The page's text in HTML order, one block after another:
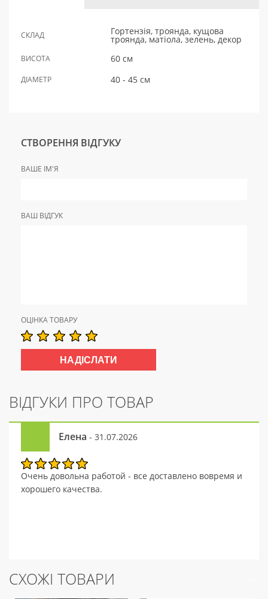
СКЛАД Гортензія, троянда, кущова
троянда, матіола, зелень, декор
ВИСОТА 60 см
ДІАМЕТР 40 - 45 см
СТВОРЕННЯ ВІДГУКУ
ВАШЕ ІМ'Я
ВАШ ВІДГУК
ОЦІНКА ТОВАРУ
ВІДГУКИ ПРО ТОВАР
Елена - 31.07.2026
Очень довольна работой - все доставлено вовремя и
хорошего качества.
СХОЖІ ТОВАРИ